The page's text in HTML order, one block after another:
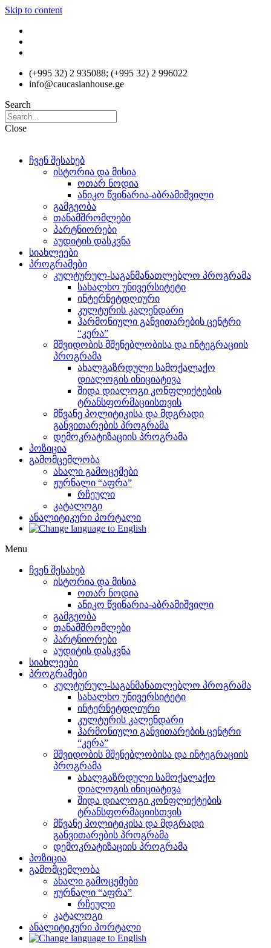
Skip to content
(+995 32) 2 935088; (+995 32) 2 996022
info@caucasianhouse.ge
Search
Close
ჩვენ შესახებ
ისტორია და მისია
ოთარ ნოდია
ანიკო წვინარია-აბრამიშვილი
გამგეობა
თანამშრომლები
პარტნიორები
აუდიტის დასკვნა
სიახლეები
პროგრამები
კულტურულ-საგანმანათლებლო პროგრამა
სახალხო უნივერსიტეტი
ინტერნეტდღიური
კულტურის კალენდარი
ჰარმონიული განვითარების ცენტრი
“კერა”
მშვიდობის მშენებლობისა და ინტეგრაციის
პროგრამა
ახალგაზრდული სამოქალაქო
დიალოგის ინიციატივა
შიდა დიალოგი კონფლიქტების
ტრანსფორმაციისთვის
მწვანე პოლიტიკისა და მდგრადი
განვითარების პროგრამა
დემოკრატიზაციის პროგრამა
პოზიცია
გამომცემლობა
ახალი გამოცემები
ჟურნალი “აფრა”
რჩეული
კატალოგი
ანალიტიკური პორტალი
Menu
ჩვენ შესახებ
ისტორია და მისია
ოთარ ნოდია
ანიკო წვინარია-აბრამიშვილი
გამგეობა
თანამშრომლები
პარტნიორები
აუდიტის დასკვნა
სიახლეები
პროგრამები
კულტურულ-საგანმანათლებლო პროგრამა
სახალხო უნივერსიტეტი
ინტერნეტდღიური
კულტურის კალენდარი
ჰარმონიული განვითარების ცენტრი
“კერა”
მშვიდობის მშენებლობისა და ინტეგრაციის
პროგრამა
ახალგაზრდული სამოქალაქო
დიალოგის ინიციატივა
შიდა დიალოგი კონფლიქტების
ტრანსფორმაციისთვის
მწვანე პოლიტიკისა და მდგრადი
განვითარების პროგრამა
დემოკრატიზაციის პროგრამა
პოზიცია
გამომცემლობა
ახალი გამოცემები
ჟურნალი “აფრა”
რჩეული
კატალოგი
ანალიტიკური პორტალი